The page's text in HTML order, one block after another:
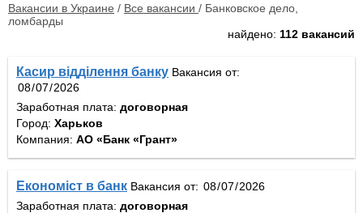
Вакансии в Украине / Все вакансии / Банковское дело,
ломбарды
найдено: 112 вакансий
Касир відділення банку Вакансия от:
Заработная плата: договорная
Город: Харьков
Компания: АО «Банк «Грант»
Економіст в банк Вакансия от:
Заработная плата: договорная